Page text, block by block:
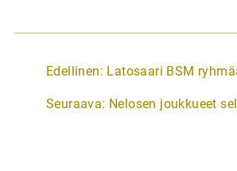
A
t
Edellinen: Latosaari BSM
Seuraava: Nelosen joukkueet